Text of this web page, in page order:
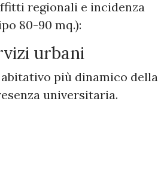
regionali e incidenza
80-90 mq.):
urbani
più dinamico della
universitaria.